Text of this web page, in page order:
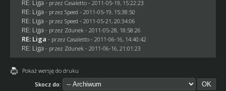
RE: Liga - przez Casaletto- 2011-05-19, 15:22:23
RE: Liga - przez Speed - 2011-05-19, 15:38:50
RE: Liga - przez Speed - 2011-05-21, 20:34:06
RE: Liga - przez Zdunek - 2011-05-28, 18:58:26
RE: Liga - przez Casaletto- 2011-06-16, 14:40:42
RE: Liga - przez Zdunek - 2011-06-16, 21:01:23
Pokaż wersję do druku
Skocz do: